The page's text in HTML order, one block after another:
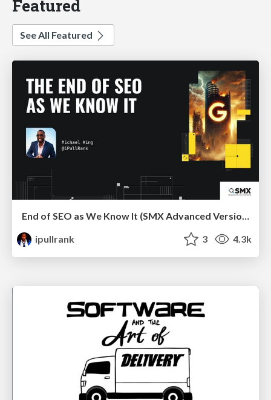
Featured
See All Featured
ipullrank
3 4.3k